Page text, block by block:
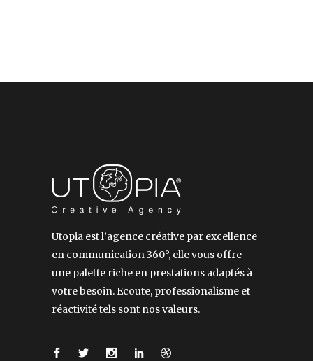
Utopia est l’agence créative par excellence
en communication 360°, elle vous offre
une palette riche en prestations adaptés à
votre besoin. Ecoute, professionalisme et
réactivité tels sont nos valeurs.